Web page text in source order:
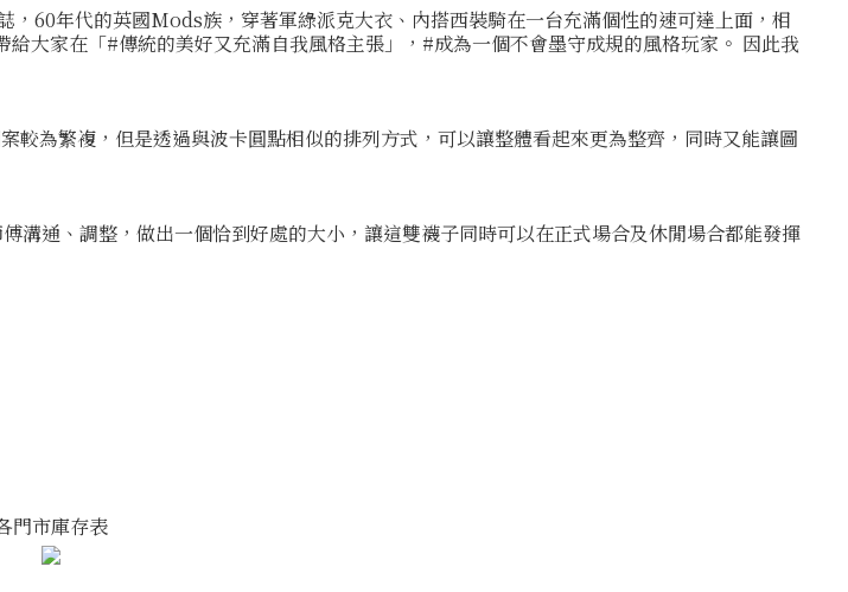
60年代的英國Mods族，穿著軍綠派克大衣、內搭西裝騎在一台充滿個性的速可達上面，相
大家在「#傳統的美好又充滿自我風格主張」，#成為一個不會墨守成規的風格玩家。 因此我
為繁複，但是透過與波卡圓點相似的排列方式，可以讓整體看起來更為整齊，同時又能讓圖
溝通、調整，做出一個恰到好處的大小，讓這雙襪子同時可以在正式場合及休閒場合都能發揮
門市庫存表